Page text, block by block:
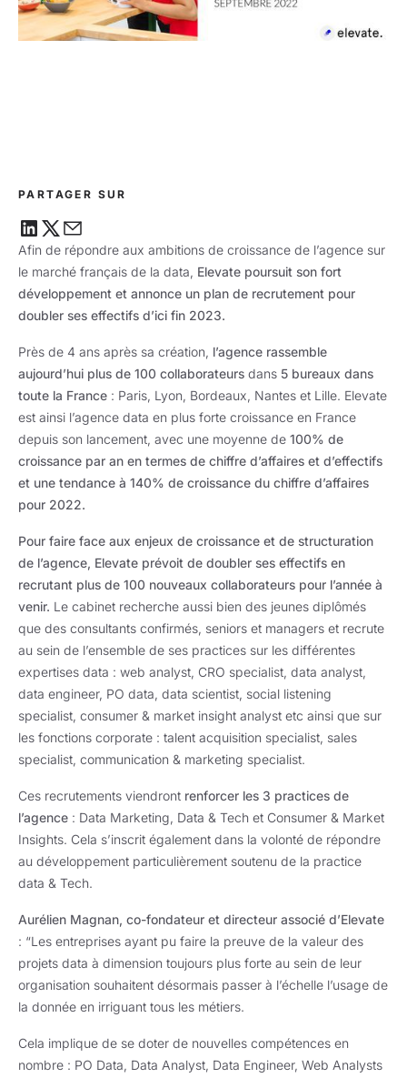
PARTAGER SUR
Afin de répondre aux ambitions de croissance de l’agence sur
le marché français de la data, Elevate poursuit son fort
développement et annonce un plan de recrutement pour
doubler ses effectifs d’ici fin 2023.
Près de 4 ans après sa création, l’agence rassemble
aujourd’hui plus de 100 collaborateurs dans 5 bureaux dans
toute la France : Paris, Lyon, Bordeaux, Nantes et Lille. Elevate
est ainsi l’agence data en plus forte croissance en France
depuis son lancement, avec une moyenne de 100% de
croissance par an en termes de chiffre d’affaires et d’effectifs
et une tendance à 140% de croissance du chiffre d’affaires
pour 2022.
Pour faire face aux enjeux de croissance et de structuration
de l’agence, Elevate prévoit de doubler ses effectifs en
recrutant plus de 100 nouveaux collaborateurs pour l’année à
venir. Le cabinet recherche aussi bien des jeunes diplômés
que des consultants confirmés, seniors et managers et recrute
au sein de l’ensemble de ses practices sur les différentes
expertises data : web analyst, CRO specialist, data analyst,
data engineer, PO data, data scientist, social listening
specialist, consumer & market insight analyst etc ainsi que sur
les fonctions corporate : talent acquisition specialist, sales
specialist, communication & marketing specialist.
Ces recrutements viendront renforcer les 3 practices de
l’agence : Data Marketing, Data & Tech et Consumer & Market
Insights. Cela s’inscrit également dans la volonté de répondre
au développement particulièrement soutenu de la practice
data & Tech.
Aurélien Magnan, co-fondateur et directeur associé d’Elevate
: “Les entreprises ayant pu faire la preuve de la valeur des
projets data à dimension toujours plus forte au sein de leur
organisation souhaitent désormais passer à l’échelle l’usage de
la donnée en irriguant tous les métiers.
Cela implique de se doter de nouvelles compétences en
nombre : PO Data, Data Analyst, Data Engineer, Web Analysts